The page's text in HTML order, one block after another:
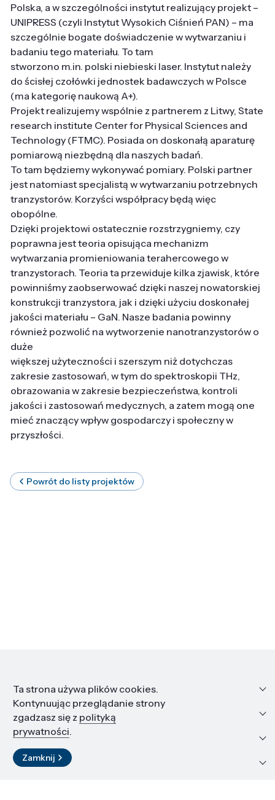
Polska, a w szczególności instytut realizujący projekt –
UNIPRESS (czyli Instytut Wysokich Ciśnień PAN) – ma
szczególnie bogate doświadczenie w wytwarzaniu i
badaniu tego materiału. To tam
stworzono m.in. polski niebieski laser. Instytut należy
do ścisłej czołówki jednostek badawczych w Polsce
(ma kategorię naukową A+).
Projekt realizujemy wspólnie z partnerem z Litwy, State
research institute Center for Physical Sciences and
Technology (FTMC). Posiada on doskonałą aparaturę
pomiarową niezbędną dla naszych badań.
To tam będziemy wykonywać pomiary. Polski partner
jest natomiast specjalistą w wytwarzaniu potrzebnych
tranzystorów. Korzyści współpracy będą więc
obopólne.
Dzięki projektowi ostatecznie rozstrzygniemy, czy
poprawna jest teoria opisująca mechanizm
wytwarzania promieniowania terahercowego w
tranzystorach. Teoria ta przewiduje kilka zjawisk, które
powinniśmy zaobserwować dzięki naszej nowatorskiej
konstrukcji tranzystora, jak i dzięki użyciu doskonałej
jakości materiału – GaN. Nasze badania powinny
również pozwolić na wytworzenie nanotranzystorów o
duże
większej użyteczności i szerszym niż dotychczas
zakresie zastosowań, w tym do spektroskopii THz,
obrazowania w zakresie bezpieczeństwa, kontroli
jakości i zastosowań medycznych, a zatem mogą one
mieć znaczący wpływ gospodarczy i społeczny w
przyszłości.
Powrót do listy projektów
Informacje
Edukacja i kariera
Zasoby i materiały
Kontakt
Ta strona używa plików cookies.
Kontynuując przeglądanie strony
zgadzasz się z polityką
prywatności.
Zamknij